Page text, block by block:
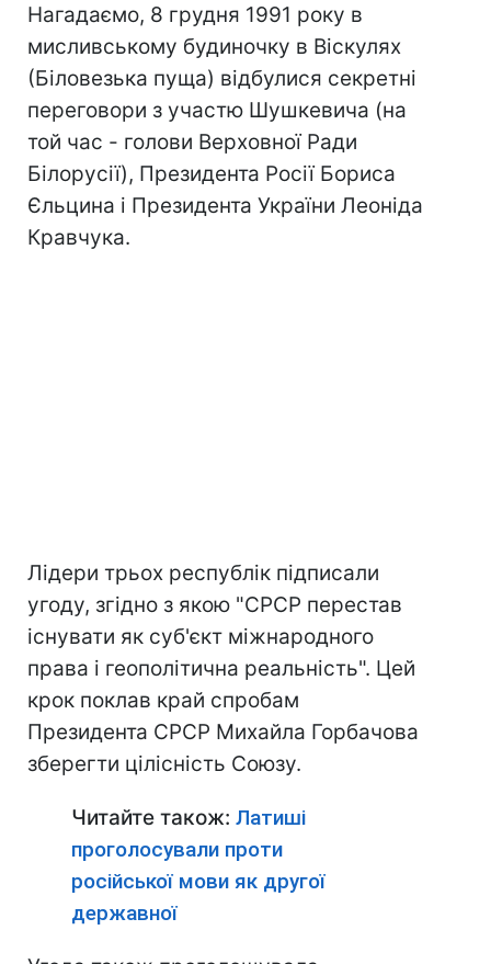
Нагадаємо, 8 грудня 1991 року в
мисливському будиночку в Віскулях
(Біловезька пуща) відбулися секретні
переговори з участю Шушкевича (на
той час - голови Верховної Ради
Білорусії), Президента Росії Бориса
Єльцина і Президента України Леоніда
Кравчука.
Лідери трьох республік підписали
угоду, згідно з якою "СРСР перестав
існувати як суб'єкт міжнародного
права і геополітична реальність". Цей
крок поклав край спробам
Президента СРСР Михайла Горбачова
зберегти цілісність Союзу.
Читайте також: Латиші
проголосували проти
російської мови як другої
державної